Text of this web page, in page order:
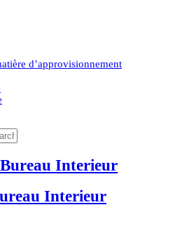
d’approvisionnement
Interieur